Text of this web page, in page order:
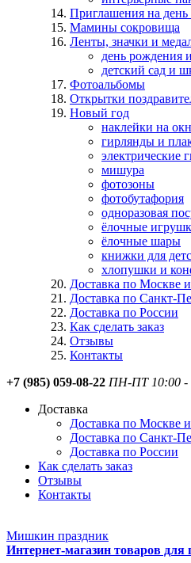
Приглашения на
Мамины сокровища
Ленты, значки и
день рождения
детский сад и
Фотоальбомы
Открытки
Новый год
наклейки на
гирлянды и
электрические
мишура
фотозоны
фотобутафория
одноразовая
ёлочные
ёлочные шары
книжки для
хлопушки и
Доставка по Москве
Доставка по Санкт-
Доставка по России
Как сделать заказ
Отзывы
Контакты
+7 (985) 059-08-22 ПН-ПТ 10:00 -
Доставка
Доставка по Москве
Доставка по Санкт-
Доставка по России
Как сделать заказ
Отзывы
Контакты
Мишкин праздник
Интернет-магазин товаров для